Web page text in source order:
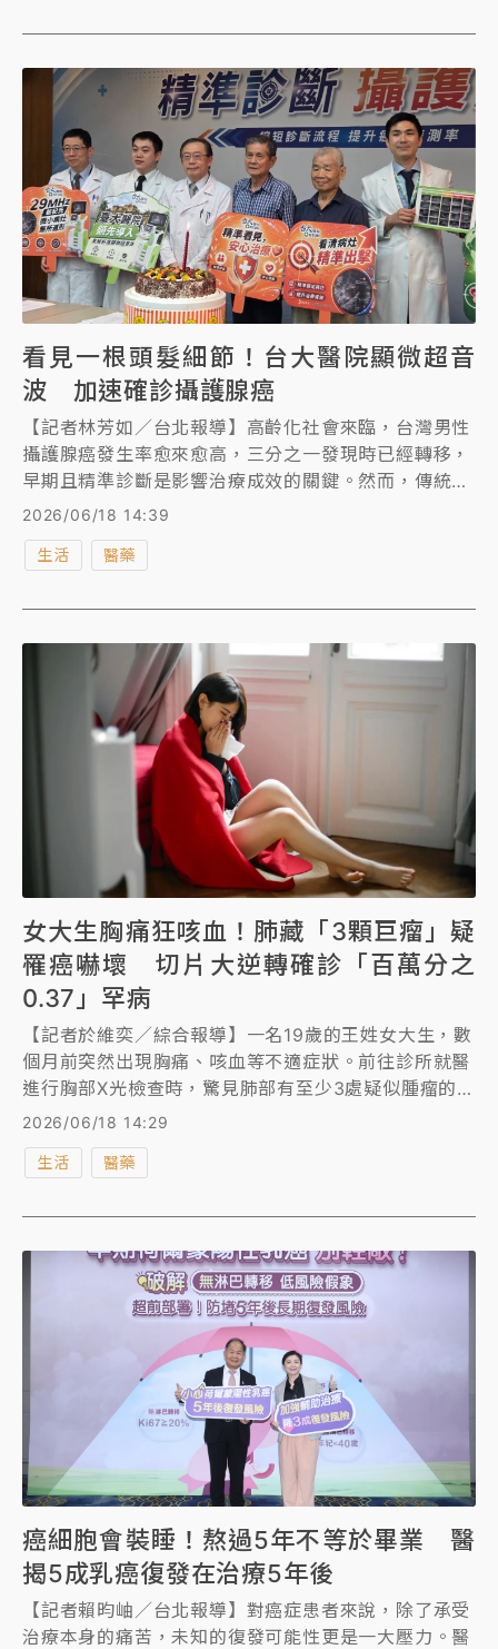
看見一根頭髮細節！台大醫院顯微超音
波 加速確診攝護腺癌
【記者林芳如／台北報導】高齡化社會來臨，台灣男性
攝護腺癌發生率愈來愈高，三分之一發現時已經轉移，
早期且精準診斷是影響治療成效的關鍵。然而，傳統超
音波解析度低，核磁共振檢查通常要排等三到六個月，
即時影像且大幅縮短等待影像的時間，接下來將推行一
診斷和治療進程。
2026/06/18 14:39
生活 醫藥
女大生胸痛狂咳血！肺藏「3顆巨瘤」疑
罹癌嚇壞 切片大逆轉確診「百萬分之
0.37」罕病
【記者於維奕／綜合報導】一名19歲的王姓女大生，數
個月前突然出現胸痛、咳血等不適症狀。前往診所就醫
進行胸部X光檢查時，驚見肺部有至少3處疑似腫瘤的病
灶，且每顆直徑竟高達6至7公分。突如其來的噩耗讓女
大生與家屬當場嚇壞，一度懷疑是罹患肺癌。所幸經轉
診至衛生福利部彰化醫院，醫療團隊透過精密檢查與切
體免疫疾病「肉芽腫性多血管炎（GPA）」，在及時對
症下藥後，目前病情已趨於穩定。
2026/06/18 14:29
生活 醫藥
癌細胞會裝睡！熬過5年不等於畢業 醫
揭5成乳癌復發在治療5年後
【記者賴昀岫／台北報導】對癌症患者來說，除了承受
治療本身的痛苦，未知的復發可能性更是一大壓力。醫